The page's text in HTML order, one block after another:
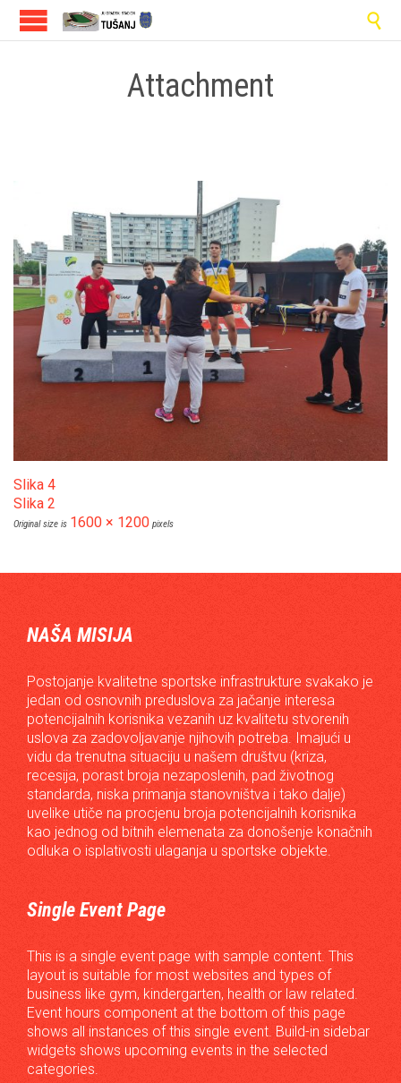

Attachment
Slika 4
Slika 2
Original size is 1600 × 1200 pixels
NAŠA MISIJA
Postojanje kvalitetne sportske infrastrukture svakako je
jedan od osnovnih preduslova za jačanje interesa
potencijalnih korisnika vezanih uz kvalitetu stvorenih
uslova za zadovoljavanje njihovih potreba. Imajući u
vidu da trenutna situaciju u našem društvu (kriza,
recesija, porast broja nezaposlenih, pad životnog
standarda, niska primanja stanovništva i tako dalje)
uvelike utiče na procjenu broja potencijalnih korisnika
kao jednog od bitnih elemenata za donošenje konačnih
odluka o isplativosti ulaganja u sportske objekte.
Single Event Page
This is a single event page with sample content. This
layout is suitable for most websites and types of
business like gym, kindergarten, health or law related.
Event hours component at the bottom of this page
shows all instances of this single event. Build-in sidebar
widgets shows upcoming events in the selected
categories.